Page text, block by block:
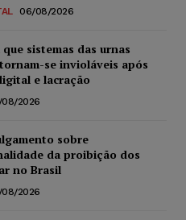
06/08/2026
sistemas das urnas
se invioláveis após
e lacração
2026
sobre
da proibição dos
no Brasil
2026